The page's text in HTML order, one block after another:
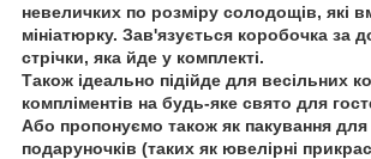
невеличких по розміру солодощів, які
мініатюрку. Зав'язується коробочка за
стрічки, яка йде у комплекті.
Також ідеально підійде для весільних
компліментів на будь-яке свято для
Або пропонуємо також як пакування
подаруночків (таких як ювелірні